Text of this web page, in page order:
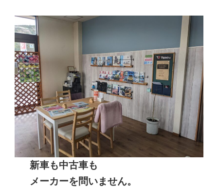
新車も中古車も
メーカーを問いません。